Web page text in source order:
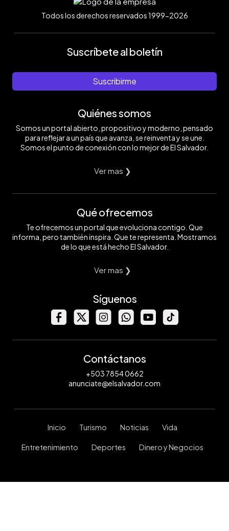
Todos los derechos reservados 1999-2026
Suscríbete al boletín
Suscribirme
Quiénes somos
Somos un portal abierto, propositivo y moderno, pensado
para reflejar a un país que avanza, se reinventa y se une.
Somos el punto de conexión con lo mejor de El Salvador.
Ver mas ❯
Qué ofrecemos
Te ofrecemos un portal que evoluciona contigo. Que
informa, pero también inspira. Que te representa. Mostramos
de lo que está hecho El Salvador.
Ver mas ❯
Síguenos
Contáctanos
+503 7854 0662
anunciate@elsalvador.com
Inicio Turismo Noticias Vida
Entretenimiento Deportes Dinero y Negocios